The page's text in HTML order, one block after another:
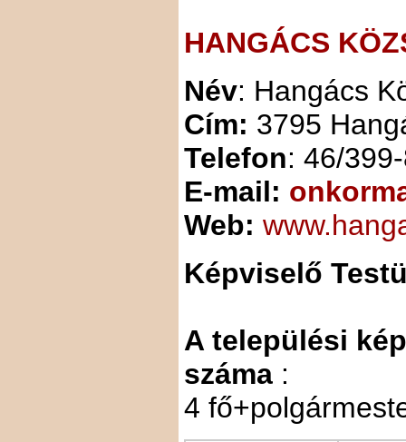
HANGÁCS
Név: Hangács
Cím: 3795
Telefon: 46/
E-mail:
Web:
Képviselő
A települési
száma :
4